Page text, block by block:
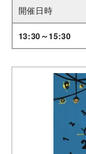
開催日時
13:30～15:30